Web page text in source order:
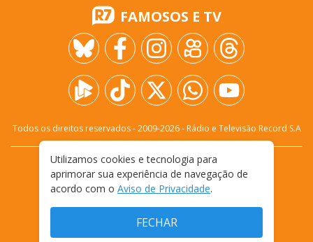
FAMOSOS E TV
Todos os direitos reservados - 2009-2026- Rádio e Televisão Record S.A
FALE CONOSCO
PRIVACIDADE
TERMOS E CONDIÇÕES DE USO
Utilizamos cookies e tecnologia para
aprimorar sua experiência de navegação de
acordo com o Aviso de Privacidade.
FECHAR